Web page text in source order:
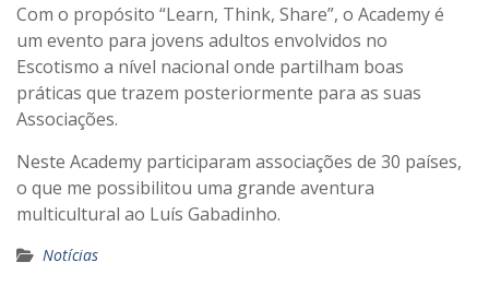
Com o propósito “Learn, Think, Share”, o Academy é
um evento para jovens adultos envolvidos no
Escotismo a nível nacional onde partilham boas
práticas que trazem posteriormente para as suas
Associações.
Neste Academy participaram associações de 30 países,
o que me possibilitou uma grande aventura
multicultural ao Luís Gabadinho.
Notícias